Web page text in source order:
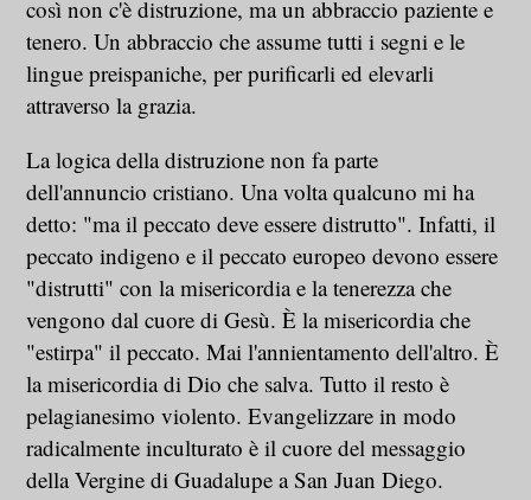
così non c'è distruzione, ma un abbraccio paziente e
tenero. Un abbraccio che assume tutti i segni e le
lingue preispaniche, per purificarli ed elevarli
attraverso la grazia.
La logica della distruzione non fa parte
dell'annuncio cristiano. Una volta qualcuno mi ha
detto: "ma il peccato deve essere distrutto". Infatti, il
peccato indigeno e il peccato europeo devono essere
"distrutti" con la misericordia e la tenerezza che
vengono dal cuore di Gesù. È la misericordia che
"estirpa" il peccato. Mai l'annientamento dell'altro. È
la misericordia di Dio che salva. Tutto il resto è
pelagianesimo violento. Evangelizzare in modo
radicalmente inculturato è il cuore del messaggio
della Vergine di Guadalupe a San Juan Diego.